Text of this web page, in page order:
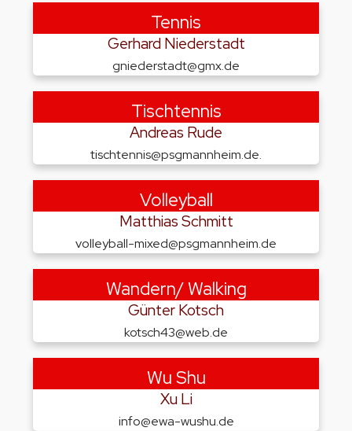
Tennis
Gerhard Niederstadt
gniederstadt@gmx.de
Tischtennis
Andreas Rude
tischtennis@psgmannheim.de.
Volleyball
Matthias Schmitt
volleyball-mixed@psgmannheim.de
Wandern/ Walking
Günter Kotsch
kotsch43@web.de
Wu Shu
Xu Li
info@ewa-wushu.de